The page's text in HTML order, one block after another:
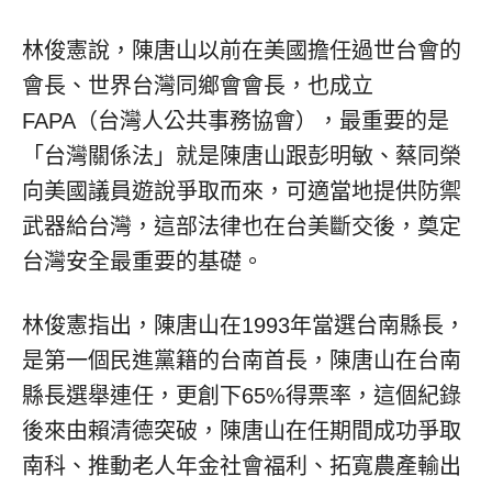
林俊憲說，陳唐山以前在美國擔任過世台會的
會長、世界台灣同鄉會會長，也成立
FAPA（台灣人公共事務協會），最重要的是
「台灣關係法」就是陳唐山跟彭明敏、蔡同榮
向美國議員遊說爭取而來，可適當地提供防禦
武器給台灣，這部法律也在台美斷交後，奠定
台灣安全最重要的基礎。
林俊憲指出，陳唐山在1993年當選台南縣長，
是第一個民進黨籍的台南首長，陳唐山在台南
縣長選舉連任，更創下65%得票率，這個紀錄
後來由賴清德突破，陳唐山在任期間成功爭取
南科、推動老人年金社會福利、拓寬農產輸出